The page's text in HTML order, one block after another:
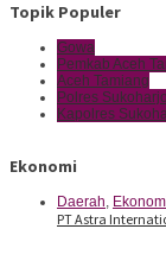
Topik Populer
Gowa
Pemkab Aceh
Aceh Tamiang
Polres Sukoharjo
Kapolres
Ekonomi
Daerah,
PT Astra